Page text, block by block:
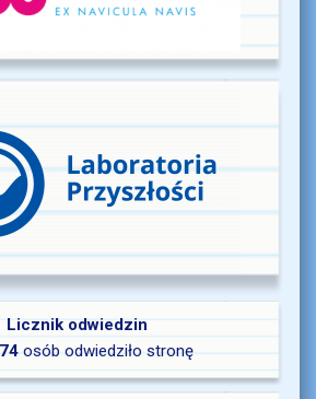
Licznik odwiedzin
osób odwiedziło stronę